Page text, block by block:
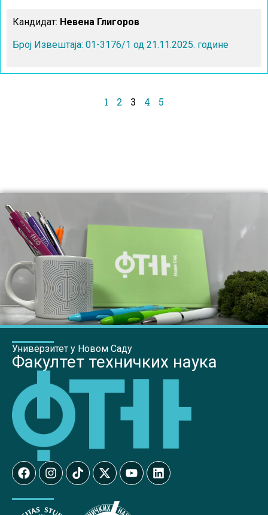
Кандидат: Невена Глигоров
Број Извештаја: 01-3176/1 од 21.11.2025. године
1 2 3 4 5
Универзитет у Новом Саду
Факултет техничких наука